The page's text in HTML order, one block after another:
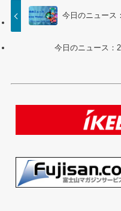
今日のニュース
今日のニュース：